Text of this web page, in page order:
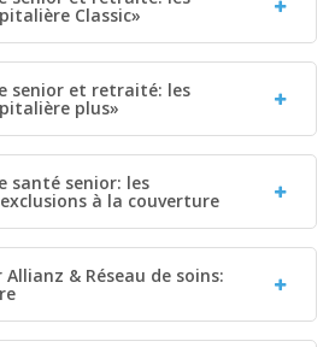
Classic»
senior et retraité: les
plus»
santé senior: les
à la couverture
& Réseau de soins: